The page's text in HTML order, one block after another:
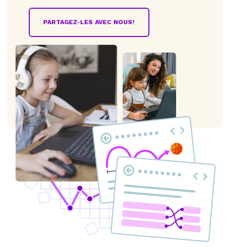
PARTAGEZ-LES AVEC NOUS!